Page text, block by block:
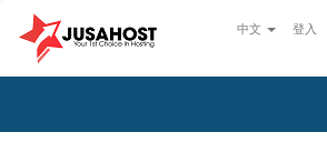
中文 登入